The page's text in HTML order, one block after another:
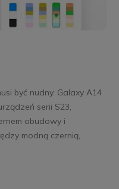
być nudny. Galaxy A14
serii S23,
obudowy i
modną czernią,